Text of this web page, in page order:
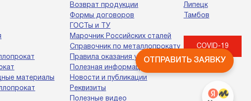
материалы
Возврат продукции
Формы договоров
ГОСТы и ТУ
Марочник Российских сталей
Справочник по металлопрокату
Правила оказания услуг
Полезная информация
Новости и публикации
Реквизиты
Полезные видео
Липецк
Тамбов
COVID-19
ОТПРАВИТЬ ЗАЯВКУ